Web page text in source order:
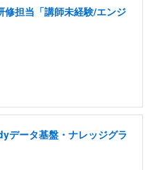
担当「講師未経験/エンジ
データ基盤・ナレッジグラ